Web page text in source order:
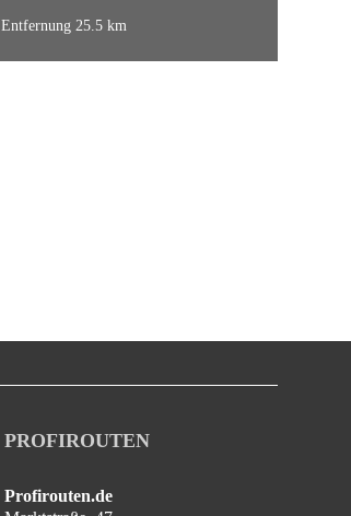
Entfernung 25.5 km
PROFIROUTEN
Profirouten.de